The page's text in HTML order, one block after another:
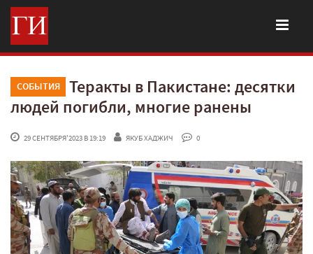
СОБЫТИЯ
Теракты в Пакистане: десятки
людей погибли, многие ранены
29 СЕНТЯБРЯ'2023 В 19:19 ЯКУБ ХАДЖИЧ 0